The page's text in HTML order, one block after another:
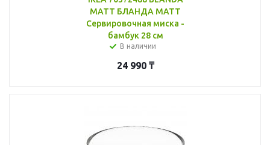
MATT БЛАНДА МАТТ
Сервировочная миска -
бамбук 28 см
В наличии
24 990₸